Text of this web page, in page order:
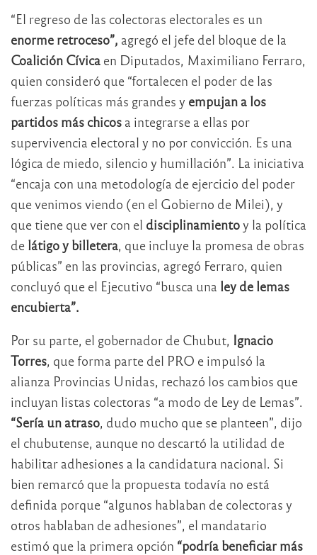
“El regreso de las colectoras electorales es un
enorme retroceso”, agregó el jefe del bloque de la
Coalición Cívica en Diputados, Maximiliano Ferraro,
quien consideró que “fortalecen el poder de las
fuerzas políticas más grandes y empujan a los
partidos más chicos a integrarse a ellas por
supervivencia electoral y no por convicción. Es una
lógica de miedo, silencio y humillación”. La iniciativa
“encaja con una metodología de ejercicio del poder
que venimos viendo (en el Gobierno de Milei), y
que tiene que ver con el disciplinamientoy la política
de látigo y billetera, que incluye la promesa de obras
públicas” en las provincias, agregó Ferraro, quien
concluyó que el Ejecutivo “busca una ley de lemas
encubierta”.
Por su parte, el gobernador de Chubut, Ignacio
Torres, que forma parte del PRO e impulsó la
alianza Provincias Unidas, rechazó los cambios que
incluyan listas colectoras “a modo de Ley de Lemas”.
“Sería un atraso, dudo mucho que se planteen”, dijo
el chubutense, aunque no descartó la utilidad de
habilitar adhesiones a la candidatura nacional. Si
bien remarcó que la propuesta todavía no está
definida porque “algunos hablaban de colectoras y
otros hablaban de adhesiones”, el mandatario
estimó que la primera opción “podría beneficiar más